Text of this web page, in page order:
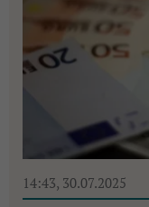
14:43, 30.07.2025